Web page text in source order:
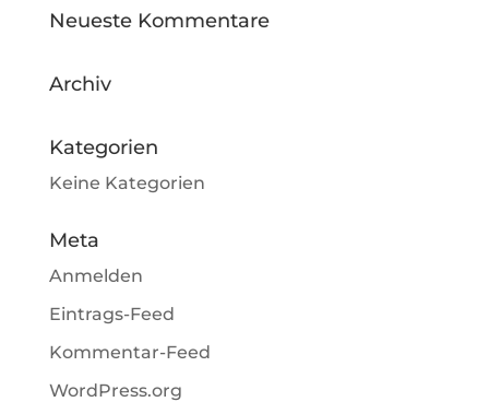
Neueste Kommentare
Archiv
Kategorien
Keine Kategorien
Meta
Anmelden
Eintrags-Feed
Kommentar-Feed
WordPress.org